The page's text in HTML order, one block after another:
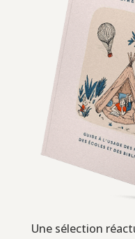
Une sélection